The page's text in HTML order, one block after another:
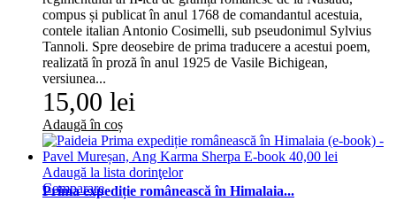
compus și publicat în anul 1768 de comandantul acestuia,
contele italian Antonio Cosimelli, sub pseudonimul Sylvius
Tannoli. Spre deosebire de prima traducere a acestui poem,
realizată în proză în anul 1925 de Vasile Bichigean,
versiunea...
15,00 lei
Adaugă în coș
Adaugă la lista dorinţelor
Comparare
Prima expediție românească în Himalaia...